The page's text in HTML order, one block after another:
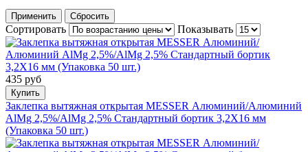
Применить Сбросить
Сортировать Показывать
435 руб
Купить
Заклепка вытяжная открытая MESSER Алюминий/Алюминий
AlMg 2,5%/AlMg 2,5% Стандартный бортик 3,2X16 мм
(Упаковка 50 шт.)